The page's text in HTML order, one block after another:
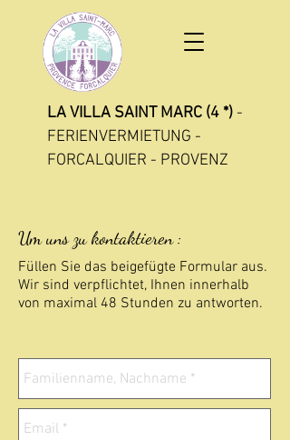
LA VILLA SAINT MARC (4 *) -
FERIENVERMIETUNG -
FORCALQUIER - PROVENZ
Um uns zu kontaktieren :
Füllen Sie das beigefügte Formular aus.
Wir sind verpflichtet, Ihnen innerhalb
von maximal 48 Stunden zu antworten.